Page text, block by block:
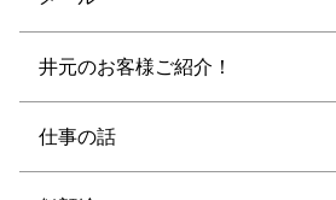
井元のお客様ご紹介！
仕事の話